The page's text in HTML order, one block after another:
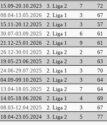
15.09-20.10.2023 3. Liga 2 7 72
08.04-13.05.2026 2. Liga 1 3 67
15.11-20.12.2025 2. Liga 1 3 57
30.07-03.09.2025 2. Liga 1 6 61
21.12-25.01.2026 2. Liga 1 9 61
26.12-30.01.2025 2. Liga 2 2 67
19.05-23.06.2025 2. Liga 2 3 63
24.06-29.07.2025 2. Liga 1 3 70
04.09-09.10.2025 2. Liga 2 3 64
13.04-18.05.2025 2. Liga 2 7 64
14.05-18.06.2026 2. Liga 1 4 69
08.03-12.04.2025 2. Liga 2 3 67
18.04-23.05.2024 3. Liga 2 5 77